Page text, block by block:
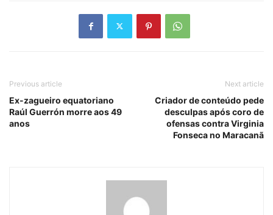
Previous article
Ex-zagueiro equatoriano
Raúl Guerrón morre aos 49
anos
Next article
Criador de conteúdo pede
desculpas após coro de
ofensas contra Virginia
Fonseca no Maracanã